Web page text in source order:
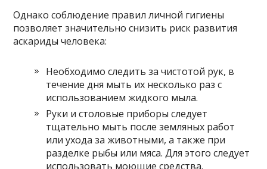
Однако соблюдение правил личной гигиены
позволяет значительно снизить риск развития
аскариды человека:
Необходимо следить за чистотой рук, в
течение дня мыть их несколько раз с
использованием жидкого мыла.
Руки и столовые приборы следует
тщательно мыть после земляных работ
или ухода за животными, а также при
разделке рыбы или мяса. Для этого следует
использовать моющие средства.